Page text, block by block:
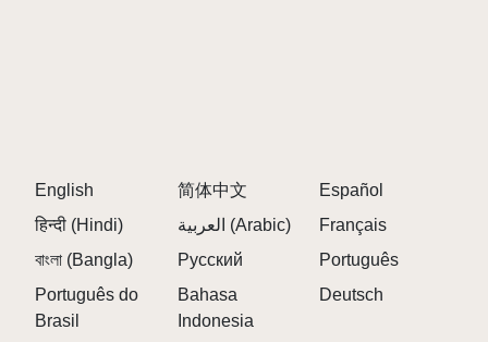
す。URLをコピーして送信するだけで友達とウェブ
サイトを共有でき、コメントを残して意見やアイデ
ア、フィードバックを表現できます。多くのスプラ
し、創造性とインスピレーションのための活気ある
空間を生み出しています。
English 简体中文
Español
हिन्दी (Hindi)
العربية (Arabic)
Français
বাংলা (Bangla)
Русский
Português
Português do
Brasil
Bahasa
Indonesia
Deutsch